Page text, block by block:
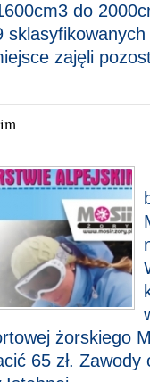
do
sklasyfikowanych
zajęli
żorskiego
65 zł.